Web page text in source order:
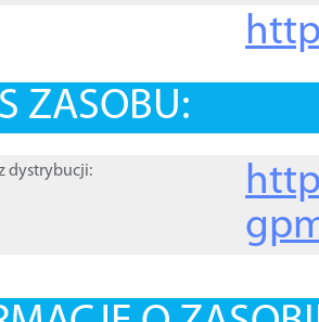
ZASOBU:
dystrybucji: